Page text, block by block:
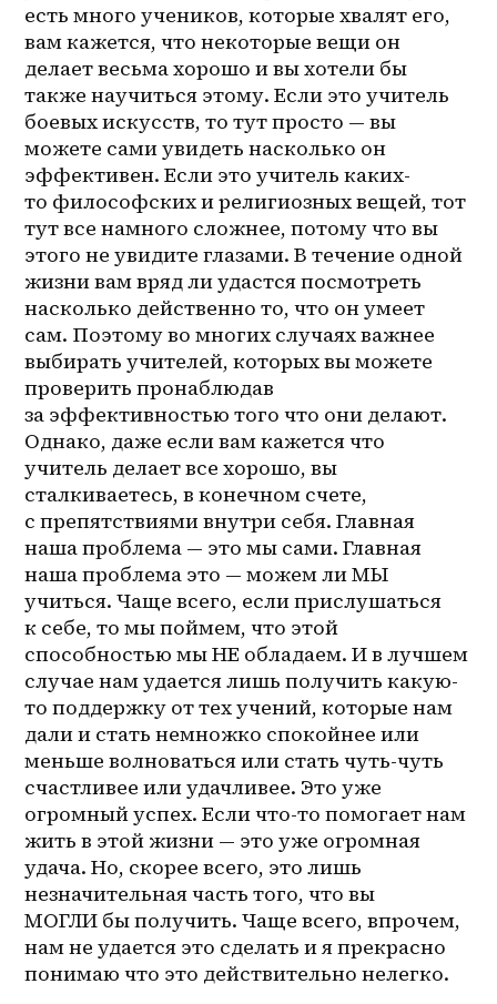
есть много учеников, которые хвалят его,
вам кажется, что некоторые вещи он
делает весьма хорошо и вы хотели бы
также научиться этому. Если это учитель
боевых искусств, то тут просто — вы
можете сами увидеть насколько он
эффективен. Если это учитель каких-
то философских и религиозных вещей, тот
тут все намного сложнее, потому что вы
этого не увидите глазами. В течение одной
жизни вам вряд ли удастся посмотреть
насколько действенно то, что он умеет
сам. Поэтому во многих случаях важнее
выбирать учителей, которых вы можете
проверить пронаблюдав
за эффективностью того что они делают.
Однако, даже если вам кажется что
учитель делает все хорошо, вы
сталкиваетесь, в конечном счете,
с препятствиями внутри себя. Главная
наша проблема — это мы сами. Главная
наша проблема это — можем ли МЫ
учиться. Чаще всего, если прислушаться
к себе, то мы поймем, что этой
способностью мы НЕ обладаем. И в лучшем
случае нам удается лишь получить какую-
то поддержку от тех учений, которые нам
дали и стать немножко спокойнее или
меньше волноваться или стать чуть-чуть
счастливее или удачливее. Это уже
огромный успех. Если что-то помогает нам
жить в этой жизни — это уже огромная
удача. Но, скорее всего, это лишь
незначительная часть того, что вы
МОГЛИ бы получить. Чаще всего, впрочем,
нам не удается это сделать и я прекрасно
понимаю что это действительно нелегко.